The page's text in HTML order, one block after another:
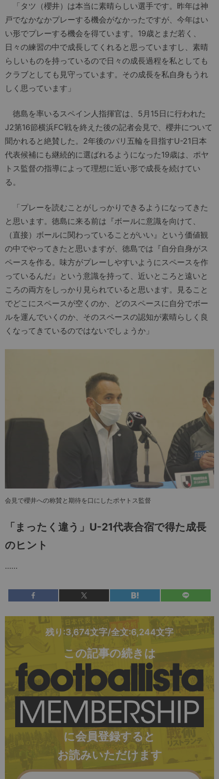
「タツ（櫻井）は本当に素晴らしい選手です。昨年は神
戸でなかなかプレーする機会がなかったですが、今年はい
い形でプレーする機会を得ています。19歳とまだ若く、
日々の練習の中で成長してくれると思っていますし、素晴
らしいものを持っているので日々の成長過程を私としても
クラブとしても見守っています。その成長を私自身もうれ
しく思っています」
徳島を率いるスペイン人指揮官は、5月15日に行われた
J2第16節横浜FC戦を終えた後の記者会見で、櫻井について
聞かれると絶賛した。2年後のパリ五輪を目指すU-21日本
代表候補にも継続的に選ばれるようになった19歳は、ポヤ
トス監督の指導によって理想に近い形で成長を続けてい
る。
「プレーを読むことがしっかりできるようになってきた
と思います。徳島に来る前は『ボールに意識を向けて、
（直接）ボールに関わっていることがいい』という価値観
の中でやってきたと思いますが、徳島では『自分自身がス
ペースを作る。味方がプレーしやすいようにスペースを作
っているんだ』という意識を持って、近いところと遠いと
ころの両方をしっかり見られていると思います。見ること
でどこにスペースが空くのか、どのスペースに自分でボー
ルを運んでいくのか、そのスペースの認知が素晴らしく良
くなってきているのではないでしょうか」
会見で櫻井への称賛と期待を口にしたポヤトス監督
「まったく違う」U-21代表合宿で得た成長
のヒント
……
残り:3,674文字/全文:6,244文字
この記事の続きは
に会員登録すると
お読みいただけます